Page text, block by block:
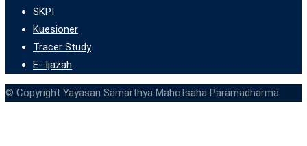
SKPI
Kuesioner
Tracer Study
E- Ijazah
© Copyright Yayasan Samarthya Mahotsaha Paramadharma